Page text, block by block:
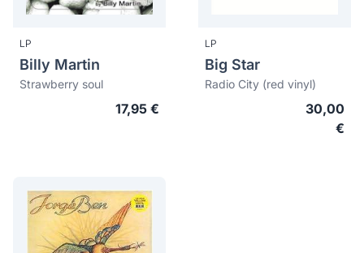
LP
Billy Martin
Strawberry soul
17,95 €
LP
Big Star
Radio City (red vinyl)
30,00
€